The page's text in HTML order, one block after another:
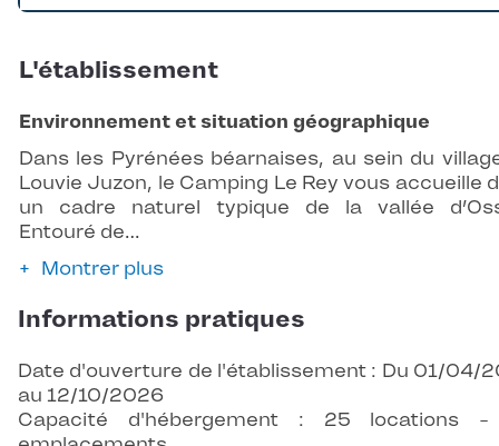
L'établissement
Environnement et situation géographique
Dans les Pyrénées béarnaises, au sein du
Louvie Juzon, le Camping Le Rey vous accueille
un cadre naturel typique de la vallée
Entouré de…
Montrer plus
Informations pratiques
Date d'ouverture de l'établissement : Du 01/04/
au 12/10/2026
Capacité d'hébergement : 25 locations